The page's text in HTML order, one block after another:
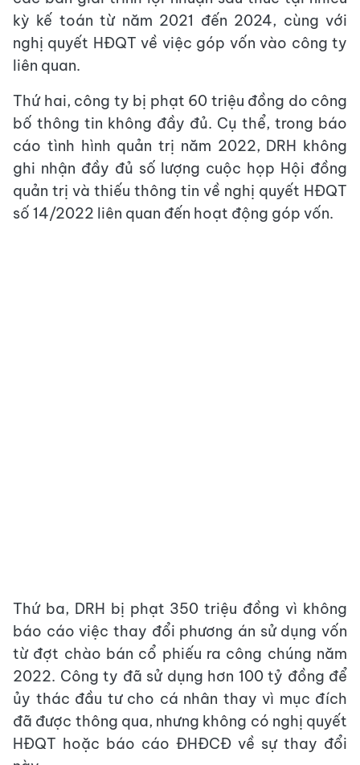
kỳ kế toán từ năm 2021 đến 2024, cùng với
nghị quyết HĐQT về việc góp vốn vào công ty
liên quan.
Thứ hai, công ty bị phạt 60 triệu đồng do công
bố thông tin không đầy đủ. Cụ thể, trong báo
cáo tình hình quản trị năm 2022, DRH không
ghi nhận đầy đủ số lượng cuộc họp Hội đồng
quản trị và thiếu thông tin về nghị quyết HĐQT
số 14/2022 liên quan đến hoạt động góp vốn.
Thứ ba, DRH bị phạt 350 triệu đồng vì không
báo cáo việc thay đổi phương án sử dụng vốn
từ đợt chào bán cổ phiếu ra công chúng năm
2022. Công ty đã sử dụng hơn 100 tỷ đồng để
ủy thác đầu tư cho cá nhân thay vì mục đích
đã được thông qua, nhưng không có nghị quyết
HĐQT hoặc báo cáo ĐHĐCĐ về sự thay đổi